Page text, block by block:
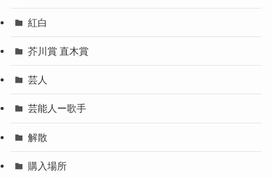
紅白
芥川賞 直木賞
芸人
芸能人ー歌手
解散
購入場所